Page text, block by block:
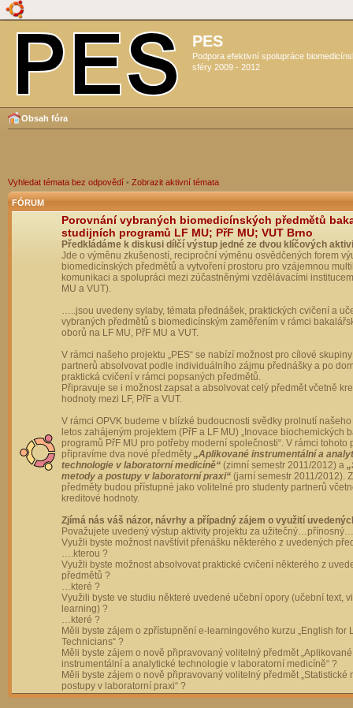
PES
Podpora efektivní spolupráce
sféry 2009 - 2012
Obsah fóra
Vyhledat témata bez odpovědí • Zobrazit aktivní témata
FÓRUM
Porovnání vybraných biomedicínských předmětů
studijních programů LF MU; PřF MU; VUT Brno
Předkládáme k diskusi dílčí výstup jedné ze dvou klíčových
Jde o výměnu zkušeností, reciproční výměnu osvědčených forem
biomedicínských předmětů a vytvoření prostoru pro vzájemnou
komunikaci a spolupráci mezi zúčastněnými vzdělávacími
MU a VUT).
…..jsou uvedeny sylaby, témata přednášek, praktických cvičení a
vybraných předmětů s biomedicínským zaměřením v rámci
oborů na LF MU, PřF MU a VUT.
V rámci našeho projektu „PES“ se nabízí možnost pro cílové
partnerů absolvovat podle individuálního zájmu přednášky a po
praktická cvičení v rámci popsaných předmětů.
Připravuje se i možnost zapsat a absolvovat celý předmět včetně
hodnoty mezi LF, PřF a VUT.
V rámci OPVK budeme v blízké budoucnosti svědky prolnutí
letos zahájeným projektem (PřF a LF MU) „Inovace biochemických
programů PřF MU pro potřeby moderní společnosti“. V rámci tohoto
připravíme dva nové předměty „Aplikované instrumentální a
technologie v laboratorní medicíně“ (zimní semestr 2011/2012) a
metody a postupy v laboratorní praxi“ (jarní semestr 2011/2012).
předměty budou přístupné jako volitelné pro studenty partnerů
kreditové hodnoty.
Zjímá nás váš názor, návrhy a případný zájem o využití
Považujete uvedený výstup aktivity projektu za
Využli byste možnost navštívit přenášku některého z uvedených
….kterou ?
Využli byste možnost absolvovat praktické cvičení některého z
předmětů ?
…které ?
Využili byste ve studiu některé uvedené učební opory (učební text,
learning) ?
…které ?
Měli byste zájem o zpřístupnění e-learningového kurzu „English for
Technicians“ ?
Měli byste zájem o nově připravovaný volitelný předmět „Aplikované
instrumentální a analytické technologie v laboratorní medicíně“ ?
Měli byste zájem o nově připravovaný volitelný předmět „Statistické
postupy v laboratorní praxi“ ?